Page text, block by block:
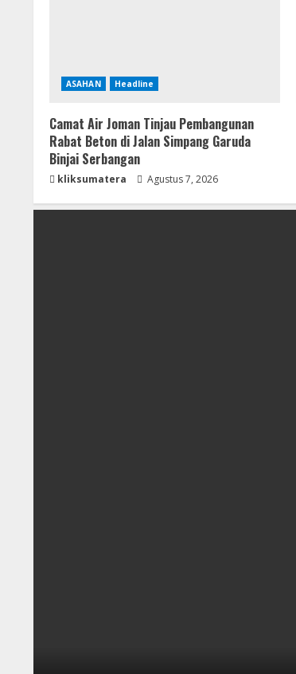
ASAHAN Headline
Camat Air Joman Tinjau Pembangunan
Rabat Beton di Jalan Simpang Garuda
Binjai Serbangan
kliksumatera Agustus 7, 2026